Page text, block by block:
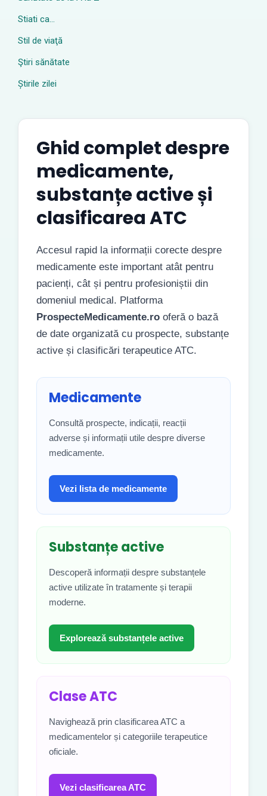
Stiati ca…
Stil de viaţă
Ştiri sănătate
Știrile zilei
Ghid complet despre
medicamente,
substanțe active și
clasificarea ATC
Accesul rapid la informații corecte despre
medicamente este important atât pentru
pacienți, cât și pentru profesioniștii din
domeniul medical. Platforma
ProspecteMedicamente.ro oferă o bază
de date organizată cu prospecte, substanțe
active și clasificări terapeutice ATC.
Medicamente
Consultă prospecte, indicații, reacții
adverse și informații utile despre diverse
medicamente.
Vezi lista de medicamente
Substanțe active
Descoperă informații despre substanțele
active utilizate în tratamente și terapii
moderne.
Explorează substanțele active
Clase ATC
Navighează prin clasificarea ATC a
medicamentelor și categoriile terapeutice
oficiale.
Vezi clasificarea ATC